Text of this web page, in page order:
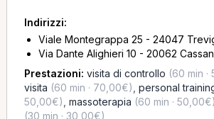
Indirizzi:
Viale Montegrappa 25 - 24047
Via Dante Alighieri 10 - 20062
Prestazioni: visita di controllo (60 min
visita (60 min · 70,00€) personal
50,00€) massoterapia (60 min · 50,00€)
(30 min · 30,00€)